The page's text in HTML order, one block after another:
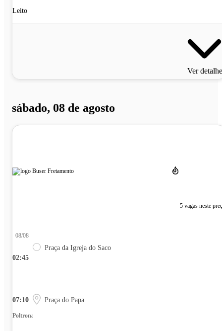
Leito
Ver
sábado, 08 de agosto
5 vagas neste
02:45
08/08
Praça da Igreja do Saco
07:10 Praça do Papa
Poltrona